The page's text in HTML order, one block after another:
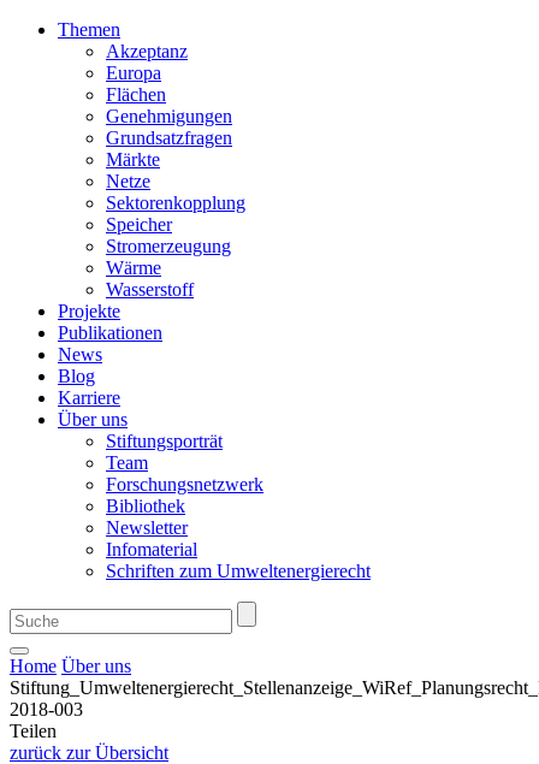
Themen
Akzeptanz
Europa
Flächen
Genehmigungen
Grundsatzfragen
Märkte
Netze
Sektorenkopplung
Speicher
Stromerzeugung
Wärme
Wasserstoff
Projekte
Publikationen
News
Blog
Karriere
Über uns
Stiftungsporträt
Team
Forschungsnetzwerk
Bibliothek
Newsletter
Infomaterial
Schriften zum Umweltenergierecht
Home Über uns
2018-003
Teilen
zurück zur Übersicht